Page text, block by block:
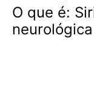
O que é: